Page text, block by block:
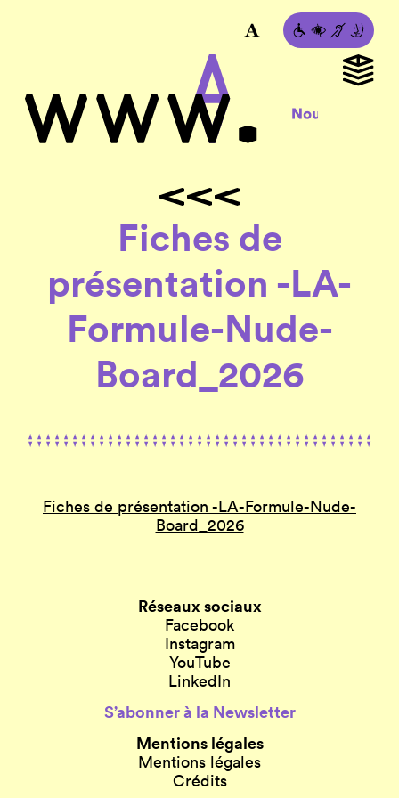
Fiches de
présentation -LA-
Formule-Nude-
Board_2026
Fiches de présentation -LA-Formule-Nude-
Board_2026
Réseaux sociaux
Facebook
Instagram
YouTube
LinkedIn
S’abonner à la Newsletter
Mentions légales
Mentions légales
Crédits